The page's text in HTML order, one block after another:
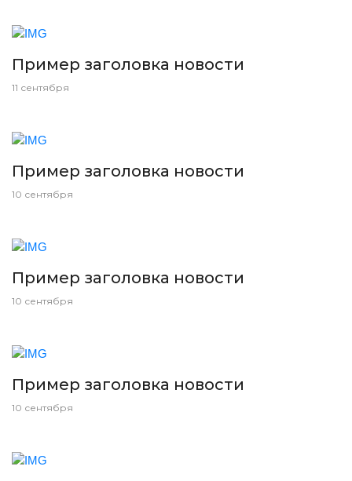
Пример заголовка новости
11 сентября
Пример заголовка новости
10 сентября
Пример заголовка новости
10 сентября
Пример заголовка новости
10 сентября